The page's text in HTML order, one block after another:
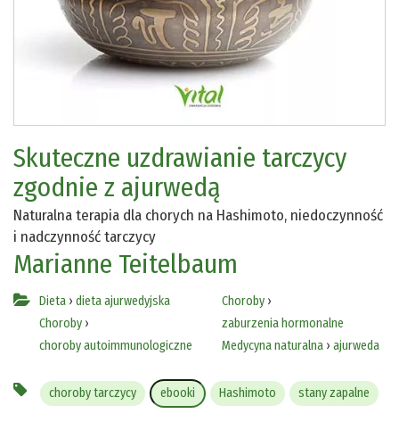
Skuteczne uzdrawianie tarczycy
zgodnie z ajurwedą
Naturalna terapia dla chorych na Hashimoto, niedoczynność
i nadczynność tarczycy
Marianne Teitelbaum
Dieta › dieta ajurwedyjska
Choroby ›
choroby autoimmunologiczne
Choroby›
zaburzenia hormonalne
Medycyna naturalna› ajurweda
choroby tarczycy ebooki Hashimoto stany zapalne